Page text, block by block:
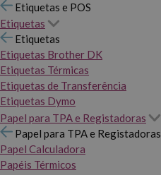
Etiquetas e POS
Etiquetas
Etiquetas
Etiquetas Brother DK
Etiquetas Térmicas
Etiquetas de Transferência
Etiquetas Dymo
Papel para TPA e Registadoras
Papel para TPA e Registadoras
Papel Calculadora
Papéis Térmicos